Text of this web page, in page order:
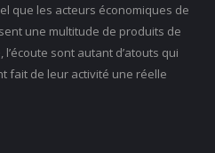
que les acteurs économiques de
une multitude de produits de
l’écoute sont autant d’atouts qui
fait de leur activité une réelle